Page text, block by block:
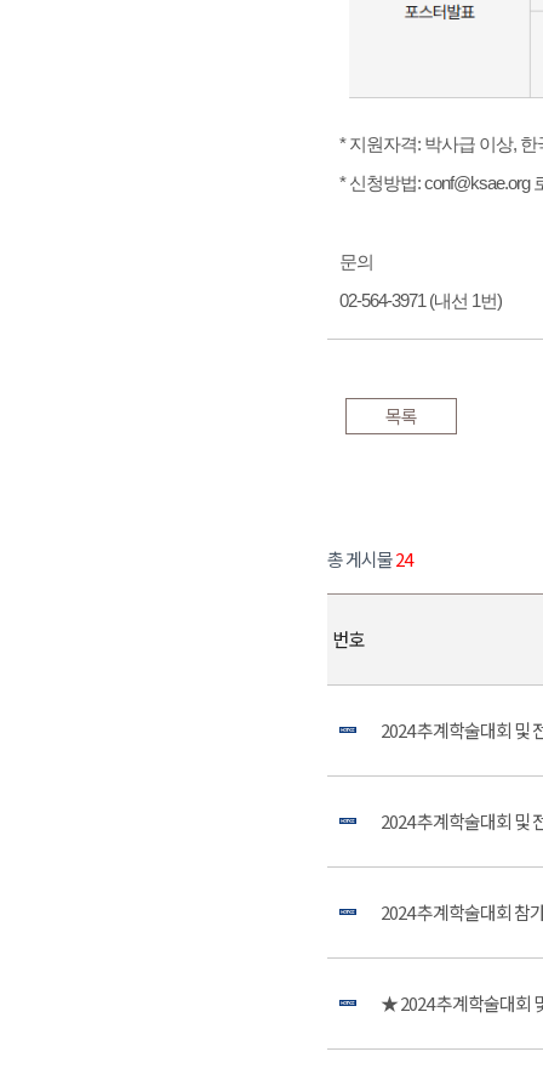
* 지원자격: 박사급 이상,
* 신청방법: conf@ksae.org
문의
02-564-3971 (내선 1번)
목록
총 게시물24
번호
2024 추계학술대회 및
2024 추계학술대회 및
2024 추계학술대회
★ 2024 추계학술대회